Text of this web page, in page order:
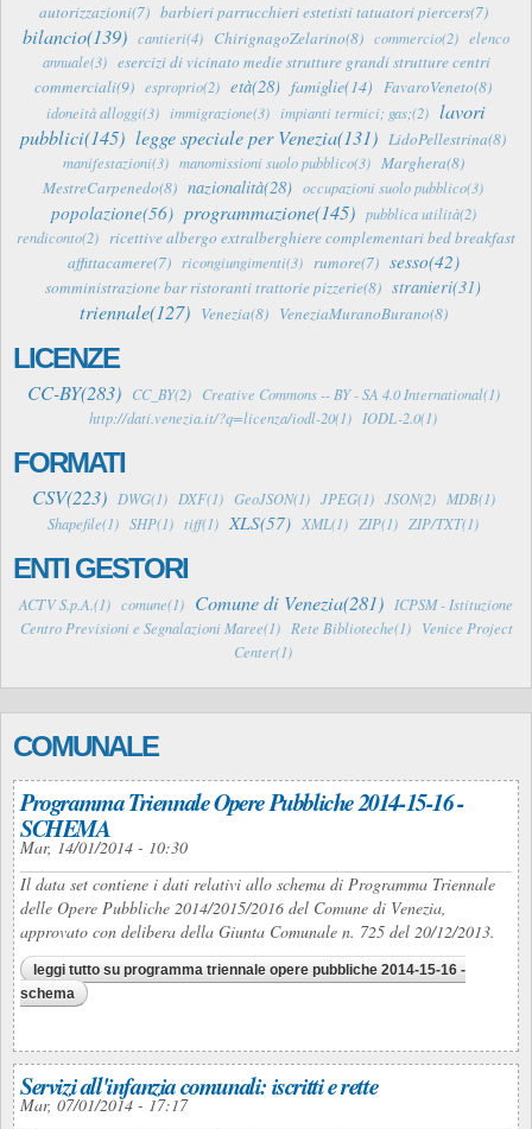
autorizzazioni(7) barbieri parrucchieri estetisti tatuatori piercers(7)
bilancio(139) cantieri(4) ChirignagoZelarino(8) commercio(2) elenco
annuale(3) esercizi di vicinato medie strutture grandi strutture centri
commerciali(9) esproprio(2) età(28) famiglie(14) FavaroVeneto(8)
idoneità alloggi(3) immigrazione(3) impianti termici; gas;(2) lavori
pubblici(145) legge speciale per Venezia(131) LidoPellestrina(8)
manifestazioni(3) manomissioni suolo pubblico(3) Marghera(8)
MestreCarpenedo(8) nazionalità(28) occupazioni suolo pubblico(3)
popolazione(56) programmazione(145) pubblica utilità(2)
rendiconto(2) ricettive albergo extralberghiere complementari bed breakfast
affittacamere(7)
ricongiungimenti(3) rumore(7) sesso(42)
somministrazione bar ristoranti trattorie pizzerie(8) stranieri(31)
triennale(127) Venezia(8) VeneziaMuranoBurano(8)
LICENZE
CC-BY(283) CC_BY(2)
Creative Commons -- BY - SA 4.0 International(1)
http://dati.venezia.it/?q=licenza/iodl-20(1)
IODL-2.0(1)
FORMATI
CSV(223) DWG(1) DXF(1) GeoJSON(1) JPEG(1) JSON(2)
MDB(1)
Shapefile(1) SHP(1) tiff(1) XLS(57) XML(1) ZIP(1) ZIP/TXT(1)
ENTI GESTORI
ACTV S.p.A.(1) comune(1) Comune di Venezia(281)
ICPSM - Istituzione
Centro Previsioni e Segnalazioni Maree(1)
Rete Biblioteche(1)
Venice Project
Center(1)
COMUNALE
Programma Triennale Opere Pubbliche 2014-15-16 -
SCHEMA
Mar, 14/01/2014 - 10:30
Il data set contiene i dati relativi allo schema di Programma Triennale
delle Opere Pubbliche 2014/2015/2016 del Comune di Venezia,
approvato con delibera della Giunta Comunale n. 725 del 20/12/2013.
leggi tutto su programma triennale opere pubbliche 2014-15-16 -
schema
Servizi all'infanzia comunali: iscritti e rette
Mar, 07/01/2014 - 17:17